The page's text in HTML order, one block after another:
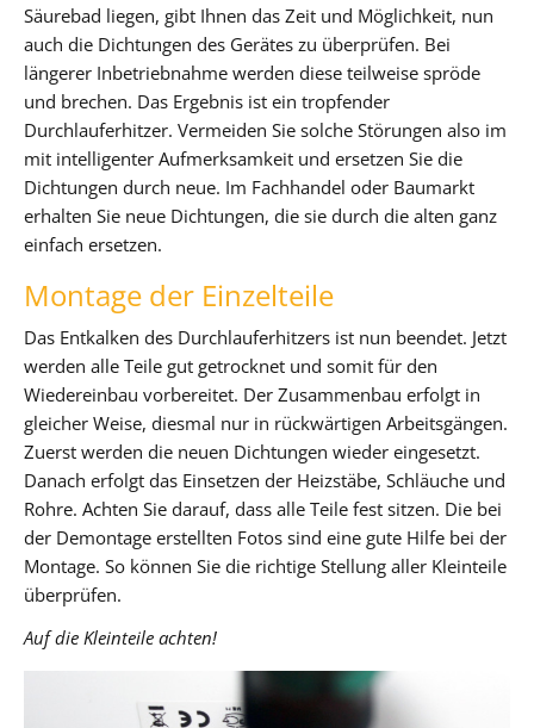
Säurebad liegen, gibt Ihnen das Zeit und Möglichkeit, nun
auch die Dichtungen des Gerätes zu überprüfen. Bei
längerer Inbetriebnahme werden diese teilweise spröde
und brechen. Das Ergebnis ist ein tropfender
Durchlauferhitzer. Vermeiden Sie solche Störungen also im
mit intelligenter Aufmerksamkeit und ersetzen Sie die
Dichtungen durch neue. Im Fachhandel oder Baumarkt
erhalten Sie neue Dichtungen, die sie durch die alten ganz
einfach ersetzen.
Montage der Einzelteile
Das Entkalken des Durchlauferhitzers ist nun beendet. Jetzt
werden alle Teile gut getrocknet und somit für den
Wiedereinbau vorbereitet. Der Zusammenbau erfolgt in
gleicher Weise, diesmal nur in rückwärtigen Arbeitsgängen.
Zuerst werden die neuen Dichtungen wieder eingesetzt.
Danach erfolgt das Einsetzen der Heizstäbe, Schläuche und
Rohre. Achten Sie darauf, dass alle Teile fest sitzen. Die bei
der Demontage erstellten Fotos sind eine gute Hilfe bei der
Montage. So können Sie die richtige Stellung aller Kleinteile
überprüfen.
Auf die Kleinteile achten!